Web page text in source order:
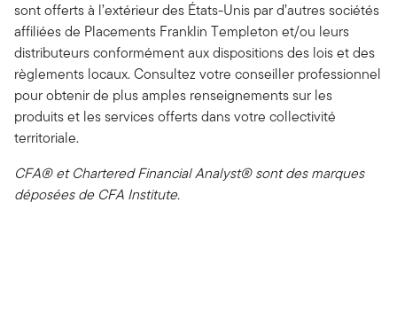
sont offerts à l’extérieur des États-Unis par d’autres sociétés
affiliées de Placements Franklin Templeton et/ou leurs
distributeurs conformément aux dispositions des lois et des
règlements locaux. Consultez votre conseiller professionnel
pour obtenir de plus amples renseignements sur les
produits et les services offerts dans votre collectivité
territoriale.
CFA® et Chartered Financial Analyst® sont des marques
déposées de CFA Institute.